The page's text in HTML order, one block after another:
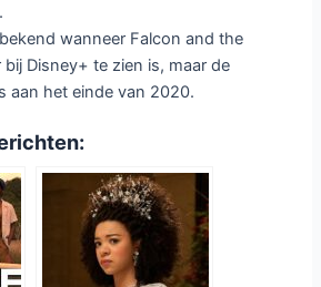
wanneer Falcon and the
bij Disney+ te zien is, maar de
aan het einde van 2020.